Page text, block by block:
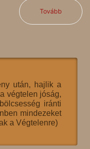
Tovább
után, hajlik a
végtelen jóság,
iránti
mindezeket
a Végtelenre)